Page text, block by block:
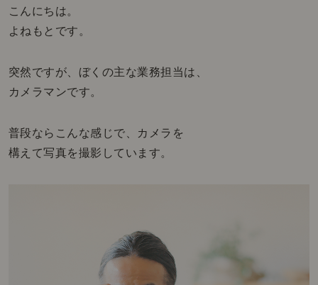
こんにちは。
よねもとです。
突然ですが、ぼくの主な業務担当は、
カメラマンです。
普段ならこんな感じで、カメラを
構えて写真を撮影しています。